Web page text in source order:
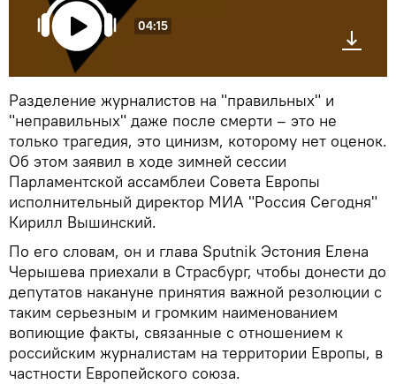
04:15
Разделение журналистов на "правильных" и
"неправильных" даже после смерти – это не
только трагедия, это цинизм, которому нет оценок.
Об этом заявил в ходе зимней сессии
Парламентской ассамблеи Совета Европы
исполнительный директор МИА "Россия Сегодня"
Кирилл Вышинский.
По его словам, он и глава Sputnik Эстония Елена
Черышева приехали в Страсбург, чтобы донести до
депутатов накануне принятия важной резолюции с
таким серьезным и громким наименованием
вопиющие факты, связанные с отношением к
российским журналистам на территории Европы, в
частности Европейского союза.